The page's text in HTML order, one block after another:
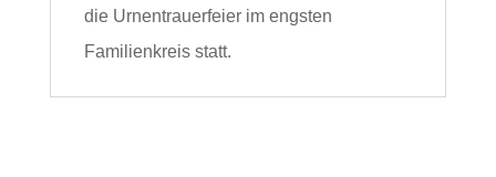
die Urnentrauerfeier im engsten
Familienkreis statt.